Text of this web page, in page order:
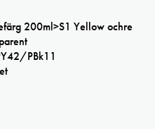
200ml>S1 Yellow ochre
PBk11